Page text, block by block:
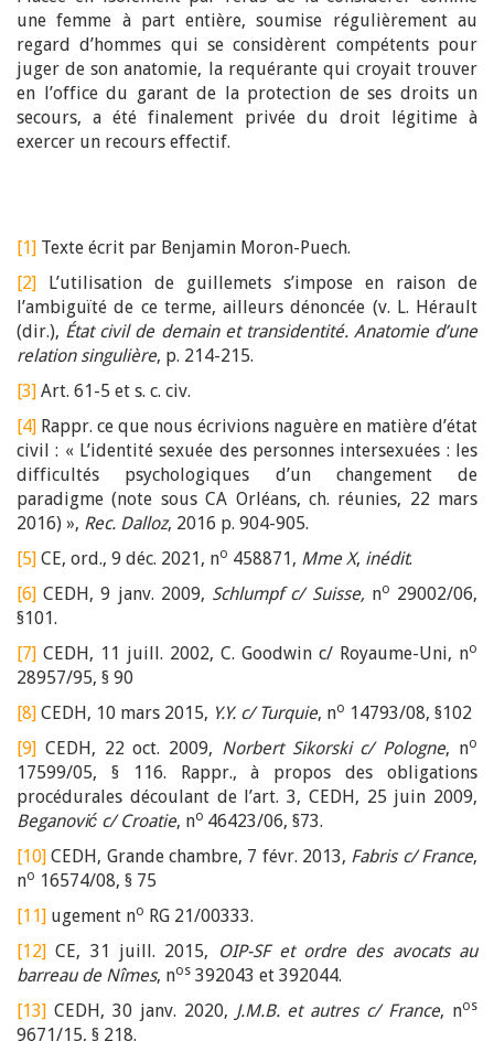
une femme à part entière, soumise régulièrement au
regard d’hommes qui se considèrent compétents pour
juger de son anatomie, la requérante qui croyait trouver
en l’office du garant de la protection de ses droits un
secours, a été finalement privée du droit légitime à
exercer un recours effectif.
[1] Texte écrit par Benjamin Moron-Puech.
[2] L’utilisation de guillemets s’impose en raison de
l’ambiguïté de ce terme, ailleurs dénoncée (v. L. Hérault
(dir.), État civil de demain et transidentité. Anatomie d’une
relation singulière, p. 214-215.
[3] Art. 61-5 et s. c. civ.
[4] Rappr. ce que nous écrivions naguère en matière d’état
civil : « L’identité sexuée des personnes intersexuées : les
difficultés psychologiques d’un changement de
paradigme (note sous CA Orléans, ch. réunies, 22 mars
2016) », Rec. Dalloz, 2016 p. 904-905.
[5] CE, ord., 9 déc. 2021, no 458871, Mme X, inédit.
[6] CEDH, 9 janv. 2009, Schlumpf c/ Suisse, no 29002/06,
§101.
[7] CEDH, 11 juill. 2002, C. Goodwin c/ Royaume-Uni, no
28957/95, § 90
[8] CEDH, 10 mars 2015, Y.Y. c/ Turquie, no 14793/08, §102
[9] CEDH, 22 oct. 2009, Norbert Sikorski c/ Pologne, no
17599/05, § 116. Rappr., à propos des obligations
procédurales découlant de l’art. 3, CEDH, 25 juin 2009,
Beganović c/ Croatie, no 46423/06, §73.
[10] CEDH, Grande chambre, 7 févr. 2013, Fabris c/ France,
no 16574/08, § 75
[11] ugement no RG 21/00333.
[12] CE, 31 juill. 2015,
OIP-SF et ordre des avocats au
barreau de Nîmes, nos 392043 et 392044.
[13] CEDH, 30 janv. 2020, J.M.B. et autres c/ France, nos
9671/15, § 218.